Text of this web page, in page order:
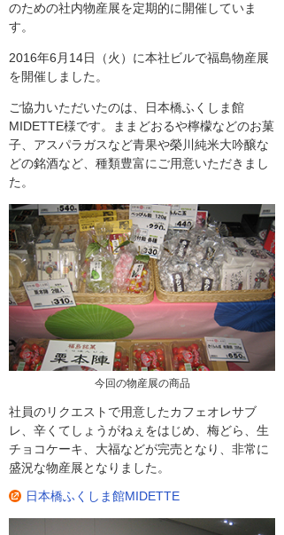
のための社内物産展を定期的に開催していま
す。
2016年6月14日（火）に本社ビルで福島物産展
を開催しました。
ご協力いただいたのは、日本橋ふくしま館
MIDETTE様です。ままどおるや檸檬などのお菓
子、アスパラガスなど青果や榮川純米大吟醸な
どの銘酒など、種類豊富にご用意いただきまし
た。
今回の物産展の商品
社員のリクエストで用意したカフェオレサブ
レ、辛くてしょうがねぇをはじめ、梅どら、生
チョコケーキ、大福などが完売となり、非常に
盛況な物産展となりました。
日本橋ふくしま館MIDETTE